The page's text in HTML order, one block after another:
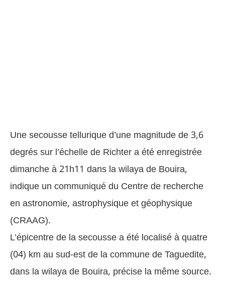
Une secousse tellurique d’une magnitude de 3,6
degrés sur l’échelle de Richter a été enregistrée
dimanche à 21h11 dans la wilaya de Bouira,
indique un communiqué du Centre de recherche
en astronomie, astrophysique et géophysique
(CRAAG).
L’épicentre de la secousse a été localisé à quatre
(04) km au sud-est de la commune de Taguedite,
dans la wilaya de Bouira, précise la même source.